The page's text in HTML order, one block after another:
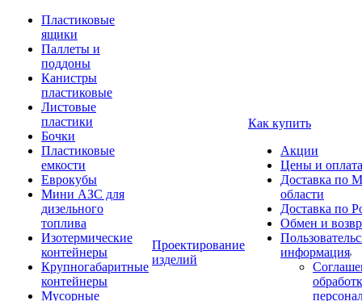
Пластиковые
ящики
Паллеты и
поддоны
Канистры
пластиковые
Листовые
пластики
Бочки
Пластиковые
емкости
Еврокубы
Мини АЗС для
дизельного
топлива
Изотермические
контейнеры
Крупногабаритные
контейнеры
Мусорные
Проектирование
изделий
Как купить
Акции
Цены и оплата
Доставка по
области
Доставка по
Обмен и
информация